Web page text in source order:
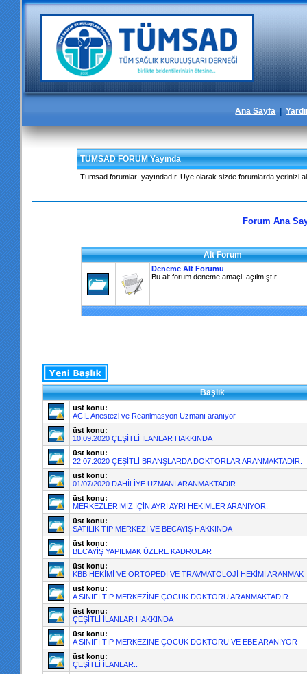
Ana Sayfa |
TUMSAD FORUM Yayında
Tumsad forumları yayındadır. Üye olarak sizde forumlarda yerinizi
Forum Ana
Alt Forum
Deneme Alt Forumu
Bu alt forum deneme amaçlı açılmıştır.
Başlık
üst konu:
ACİL Anestezi ve Reanimasyon Uzmanı aranıyor
üst konu:
10.09.2020 ÇEŞİTLİ İLANLAR HAKKINDA
üst konu:
22.07.2020 ÇEŞİTLİ BRANŞLARDA DOKTORLAR ARANMAKTADIR.
üst konu:
01/07/2020 DAHİLİYE UZMANI ARANMAKTADIR.
üst konu:
MERKEZLERİMİZ İÇİN AYRI AYRI HEKİMLER ARANIYOR.
üst konu:
SATILIK TIP MERKEZİ VE BECAYİŞ HAKKINDA
üst konu:
BECAYİŞ YAPILMAK ÜZERE KADROLAR
üst konu:
KBB HEKİMİ VE ORTOPEDİ VE TRAVMATOLOJİ HEKİMİ ARANMAK
üst konu:
A SINIFI TIP MERKEZİNE ÇOCUK DOKTORU ARANMAKTADIR.
üst konu:
ÇEŞİTLİ İLANLAR HAKKINDA
üst konu:
A SINIFI TIP MERKEZİNE ÇOCUK DOKTORU VE EBE ARANIYOR
üst konu:
ÇEŞİTLİ İLANLAR..